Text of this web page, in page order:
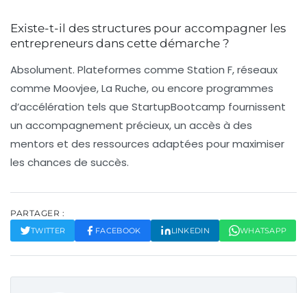
Existe-t-il des structures pour accompagner les
entrepreneurs dans cette démarche ?
Absolument. Plateformes comme Station F, réseaux
comme Moovjee, La Ruche, ou encore programmes
d’accélération tels que StartupBootcamp fournissent
un accompagnement précieux, un accès à des
mentors et des ressources adaptées pour maximiser
les chances de succès.
PARTAGER :
TWITTER FACEBOOK LINKEDIN WHATSAPP